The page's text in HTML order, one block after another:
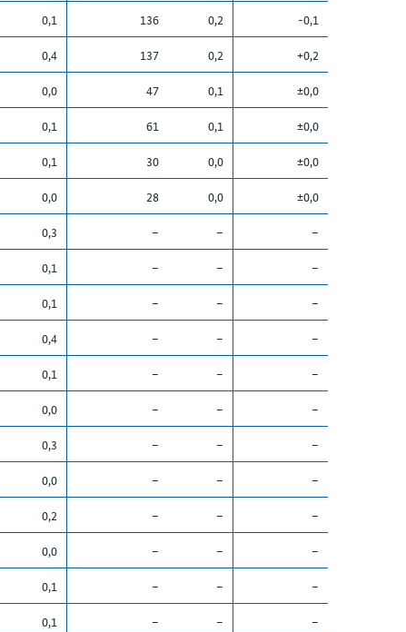
0,1 136 0,2
-0,1
0,4 137 0,2
+0,2
0,0 47 0,1
±0,0
0,1 61 0,1
±0,0
0,1 30 0,0
±0,0
0,0 28 0,0
±0,0
0,3 – –
–
0,1 – –
–
0,1 – –
–
0,4 – –
–
0,1 – –
–
0,0 – –
–
0,3 – –
–
0,0 – –
–
0,2 – –
–
0,0 – –
–
0,1 – –
–
0,1 – –
–